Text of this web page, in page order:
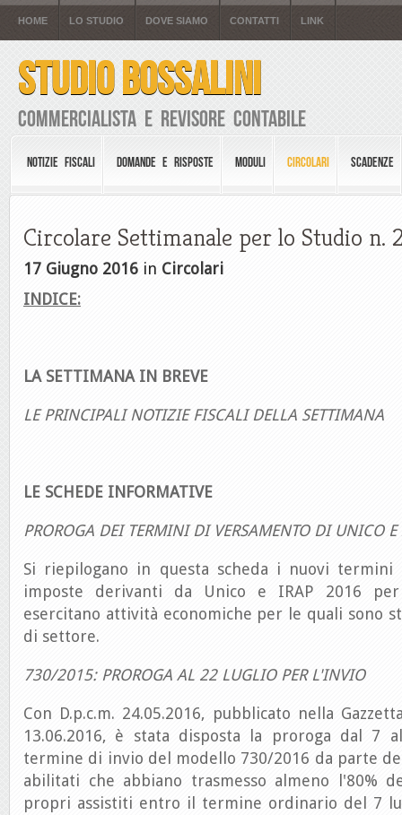
HOME LO STUDIO DOVE SIAMO CONTATTI LINK
STUDIO BOSSALINI
Commercialista e Revisore Contabile
NOTIZIE FISCALI DOMANDE E RISPOSTE MODULI CIRCOLARI SCADENZE
Circolare Settimanale per lo Studio n.
17 Giugno 2016 in Circolari
INDICE:
LA SETTIMANA IN BREVE
LE PRINCIPALI NOTIZIE FISCALI DELLA SETTIMANA
LE SCHEDE INFORMATIVE
PROROGA DEI TERMINI DI VERSAMENTO DI UNICO
Si riepilogano in questa scheda i nuovi termini
imposte derivanti da Unico e IRAP 2016
esercitano attività economiche per le quali sono
di settore.
730/2015: PROROGA AL 22 LUGLIO PER L'INVIO
Con D.p.c.m. 24.05.2016, pubblicato nella
13.06.2016, è stata disposta la proroga dal 7
termine di invio del modello 730/2016 da parte
abilitati che abbiano trasmesso almeno l'80%
propri assistiti entro il termine ordinario del 7